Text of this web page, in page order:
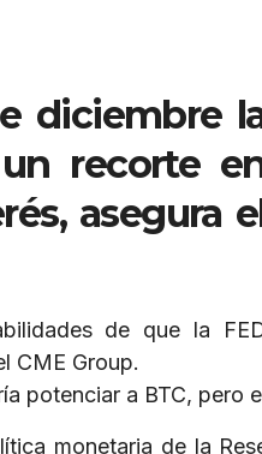
diciembre
recorte
asegura
de que la
CME Group.
potenciar a BTC, pero
monetaria de la